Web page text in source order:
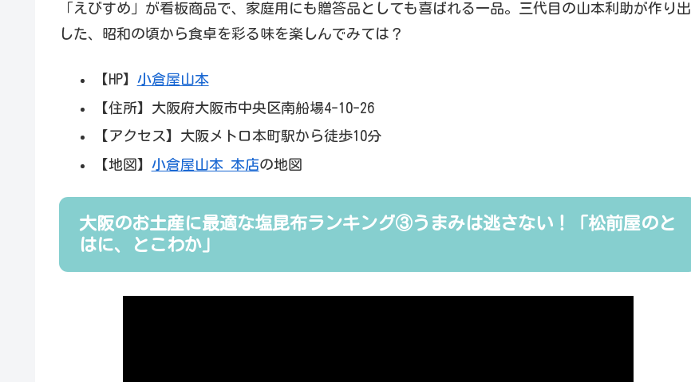
「えびすめ」が看板商品で、家庭用にも贈答品としても喜ばれる一品。三代目の山本利助が作り出
した、昭和の頃から食卓を彩る味を楽しんでみては？
【HP】 小倉屋山本
【住所】大阪府大阪市中央区南船場4-10-26
【アクセス】大阪メトロ本町駅から徒歩10分
【地図】 小倉屋山本 本店の地図
大阪のお土産に最適な塩昆布ランキング③うまみは逃さない！「松前屋のと
はに、とこわか」